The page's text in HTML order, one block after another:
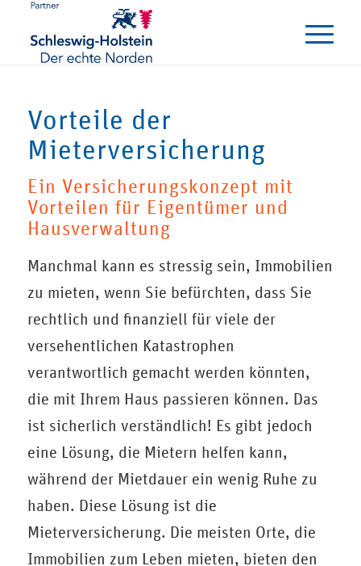
Vorteile der
Mieterversicherung
Ein Versicherungskonzept mit
Vorteilen für Eigentümer und
Hausverwaltung
Manchmal kann es stressig sein, Immobilien
zu mieten, wenn Sie befürchten, dass Sie
rechtlich und finanziell für viele der
versehentlichen Katastrophen
verantwortlich gemacht werden könnten,
die mit Ihrem Haus passieren können. Das
ist sicherlich verständlich! Es gibt jedoch
eine Lösung, die Mietern helfen kann,
während der Mietdauer ein wenig Ruhe zu
haben. Diese Lösung ist die
Mieterversicherung. Die meisten Orte, die
Immobilien zum Leben mieten, bieten den